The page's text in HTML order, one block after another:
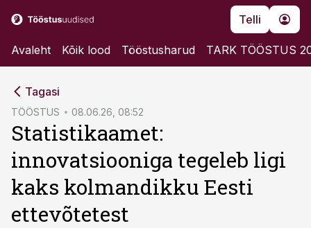
Telli
Avaleht Kõik lood Tööstusharud TARK TÖÖSTUS
Tagasi
TÖÖSTUS 08.06.26, 08:52
Statistikaamet:
innovatsiooniga tegeleb ligi
kaks kolmandikku Eesti
ettevõtetest